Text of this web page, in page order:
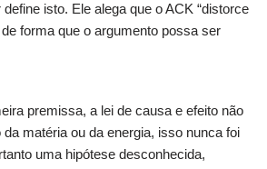
isto. Ele alega que o ACK “distorce
forma que o argumento possa ser
premissa, a lei de causa e efeito não
matéria ou da energia, isso nunca foi
uma hipótese desconhecida,